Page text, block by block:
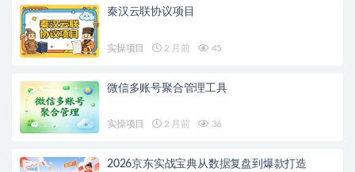
秦汉云联协议项目
实操项目 2 月前 45
微信多账号聚合管理工具
实操项目 2 月前 36
2026京东实战宝典从数据复盘到爆款打造